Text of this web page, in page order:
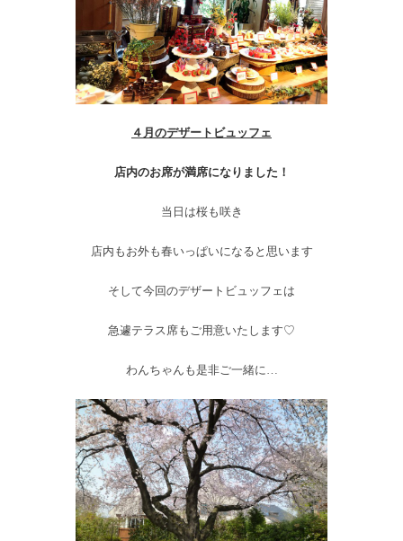
４月のデザートビュッフェ
店内のお席が満席になりました！
当日は桜も咲き
店内もお外も春いっぱいになると思います
そして今回のデザートビュッフェは
急遽テラス席もご用意いたします♡
わんちゃんも是非ご一緒に…